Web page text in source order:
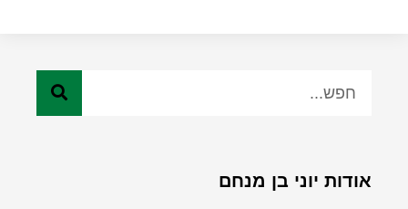
אודות יוני בן מנחם